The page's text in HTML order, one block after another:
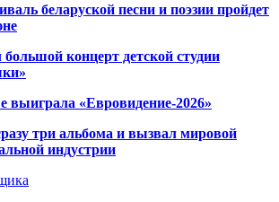
беларуской песни и поэзии пройдет
концерт детской студии
выиграла «Евровидение-2026»
три альбома и вызвал мировой
индустрии